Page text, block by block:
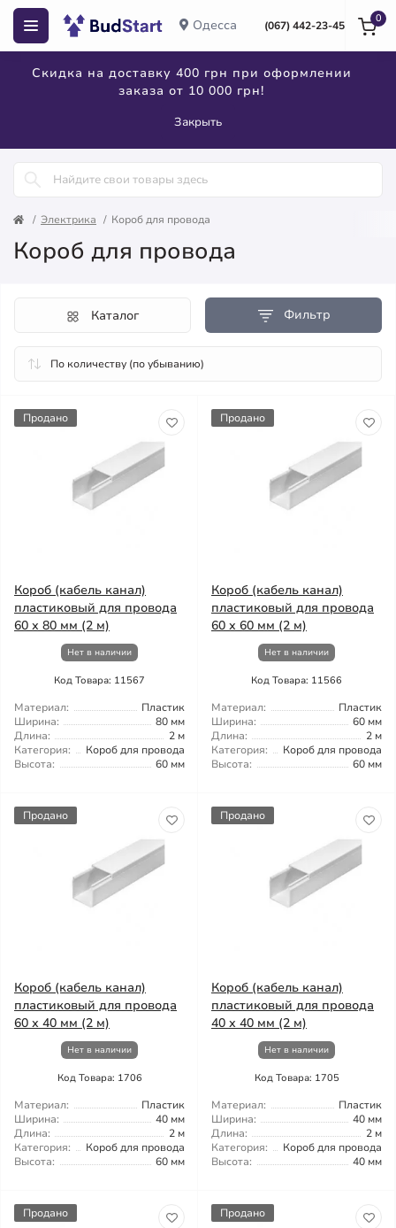
Одесса (067) 442-23-45
Скидка на доставку 400 грн при оформлении
заказа от 10 000 грн!
Закрыть
0
Электрика Короб для провода
Короб для провода
Фильтр
Каталог
Продано
Короб (кабель канал)
пластиковый для провода
60 х 80 мм (2 м)
Нет в наличии
Код Товара: 11567
Материал:
Пластик
Ширина:
80 мм
Длина:
2 м
Категория:
Короб для провода
Высота:
60 мм
Продано
Короб (кабель канал)
пластиковый для провода
60 х 60 мм (2 м)
Нет в наличии
Код Товара: 11566
Материал:
Пластик
Ширина:
60 мм
Длина:
2 м
Категория:
Короб для провода
Высота:
60 мм
Продано
Короб (кабель канал)
пластиковый для провода
60 х 40 мм (2 м)
Нет в наличии
Код Товара: 1706
Материал:
Пластик
Ширина:
40 мм
Длина:
2 м
Категория:
Короб для провода
Высота:
60 мм
Продано
Короб (кабель канал)
пластиковый для провода
40 х 40 мм (2 м)
Нет в наличии
Код Товара: 1705
Материал:
Пластик
Ширина:
40 мм
Длина:
2 м
Категория:
Короб для провода
Высота:
40 мм
Продано Продано